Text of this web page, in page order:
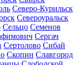
Северо-Курильск
Североуральск
Сельцо Семенов
Сергач
Сертолово Сибай
Скопин Славгород